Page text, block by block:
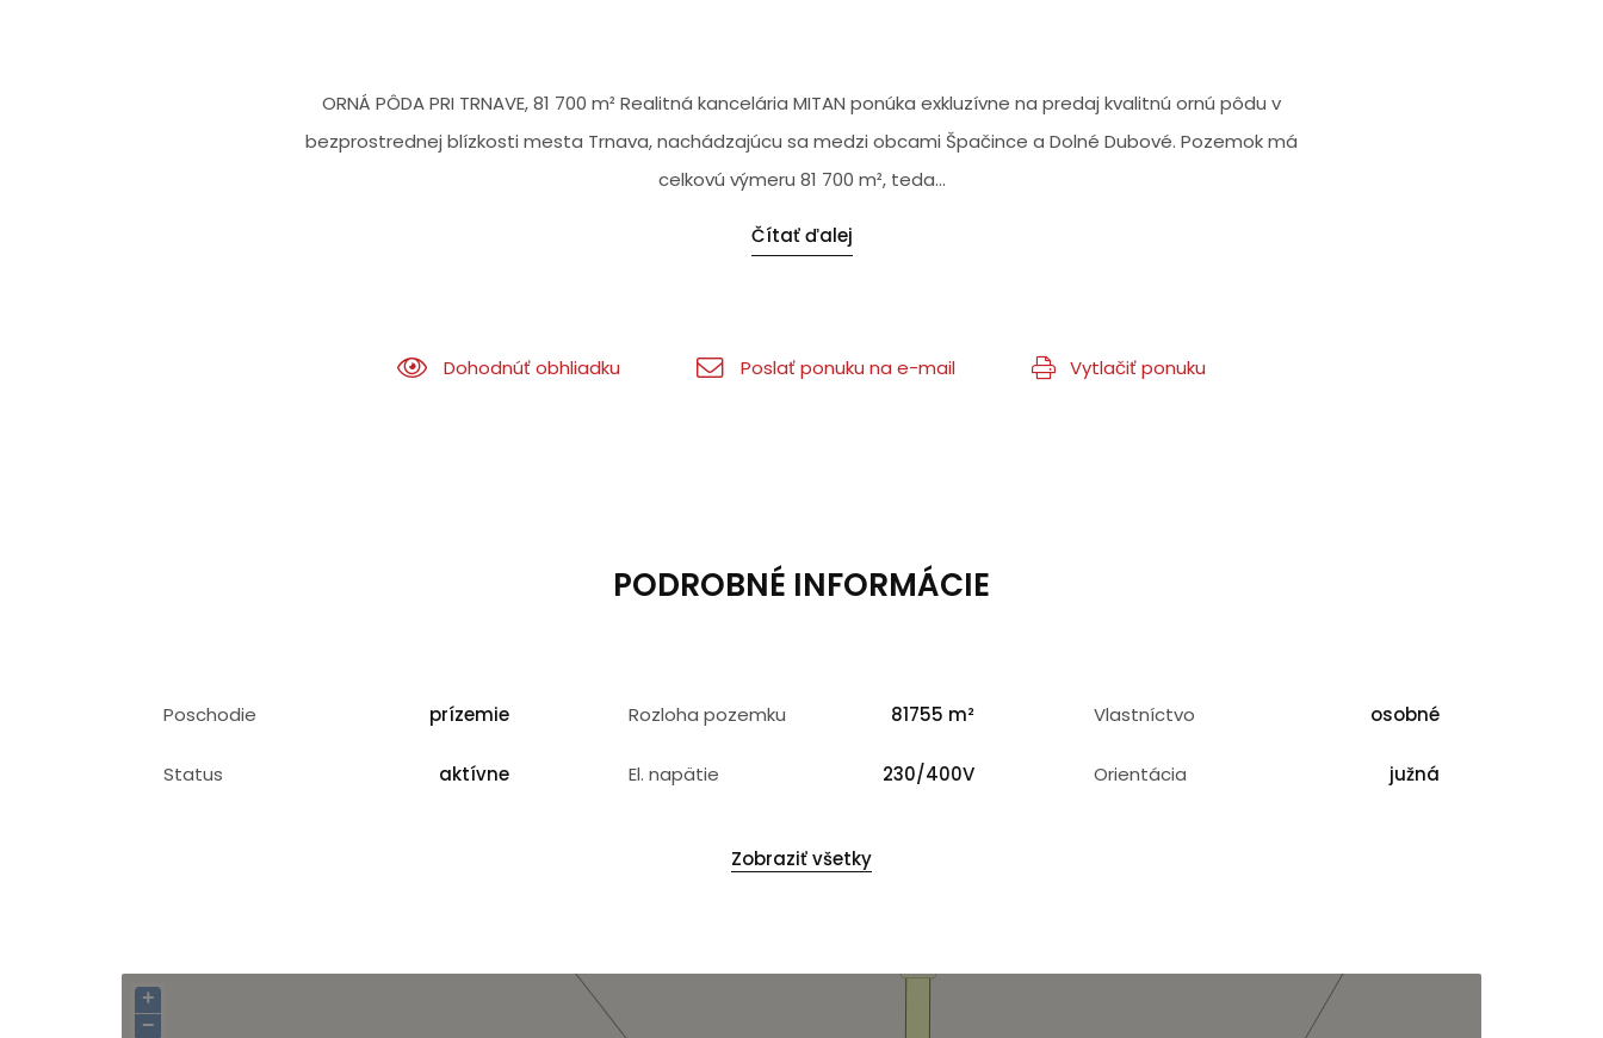
ORNÁ PÔDA PRI TRNAVE, 81 700 m² Realitná kancelária MITAN ponúka exkluzívne na predaj kvalitnú ornú pôdu v
bezprostrednej blízkosti mesta Trnava, nachádzajúcu sa medzi obcami Špačince a Dolné Dubové. Pozemok má
celkovú výmeru 81 700 m², teda...
Čítať ďalej
Dohodnúť obhliadku Poslať ponuku na e-mail Vytlačiť ponuku
PODROBNÉ INFORMÁCIE
Poschodie prízemie Rozloha pozemku 81755 m² Vlastníctvo osobné
Status aktívne El. napätie 230/400V Orientácia južná
Zobraziť všetky
+
−